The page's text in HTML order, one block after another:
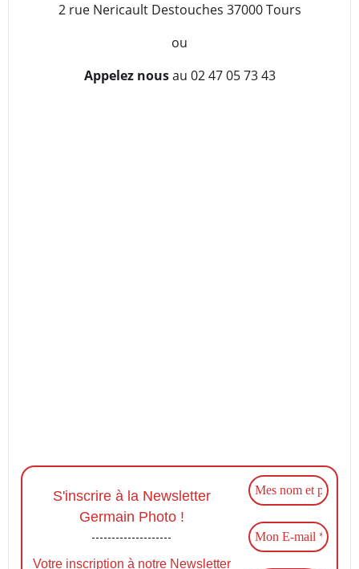
2 rue Nericault Destouches 37000 Tours
ou
Appelez nousau 02 47 05 73 43
S'inscrire à la Newsletter
Germain Photo !
Votre inscription à notre Newsletter